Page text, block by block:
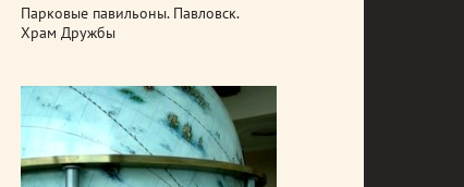
Парковые павильоны. Павловск.
Храм Дружбы